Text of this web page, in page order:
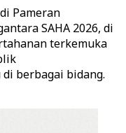
Pameran
SAHA 2026, di
terkemuka
berbagai bidang.